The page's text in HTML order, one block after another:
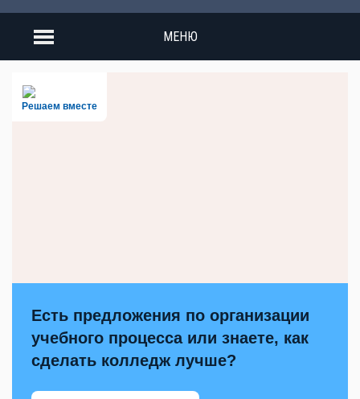
МЕНЮ
Решаем вместе
Есть предложения по организации
учебного процесса или знаете, как
сделать колледж лучше?